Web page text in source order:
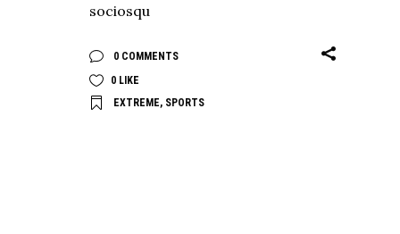
sociosqu
0 COMMENTS
0 LIKE
EXTREME, SPORTS